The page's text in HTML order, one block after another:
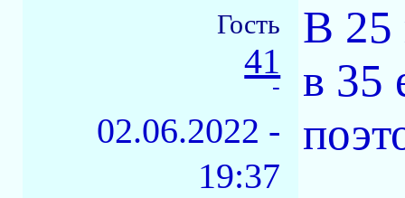
Гость
41
-
02.06.2022 -
19:37
В 25
в 35